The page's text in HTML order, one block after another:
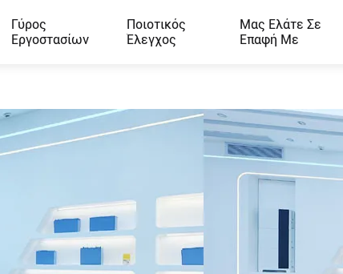
Γύρος
Εργοστασίων
Ποιοτικός
Έλεγχος
Μας Ελάτε Σε
Επαφή Με